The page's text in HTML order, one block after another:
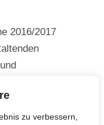
zu verbessern,
2016/2017
Gesellschaft
der